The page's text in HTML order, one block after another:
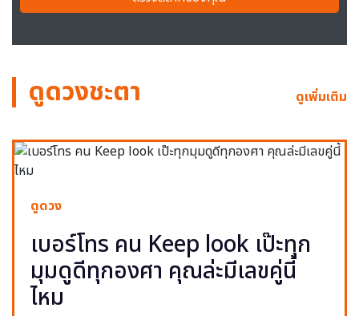
ดูดวงชะตา ดูเพิ่มเติม
ดูดวง
เบอร์โทร คน Keep look เป๊ะทุก
มุมดูดีทุกองศา คุณล่ะมีเลขคู่นี้
ไหม